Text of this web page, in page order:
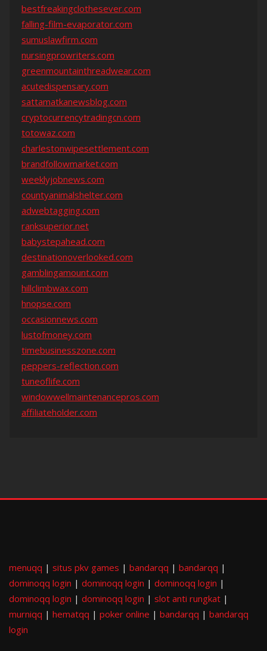
bestfreakingclothesever.com
falling-film-evaporator.com
sumuslawfirm.com
nursingprowriters.com
greenmountainthreadwear.com
acutedispensary.com
sattamatkanewsblog.com
cryptocurrencytradingcn.com
totowaz.com
charlestonwipesettlement.com
brandfollowmarket.com
weeklyjobnews.com
countyanimalshelter.com
adwebtagging.com
ranksuperior.net
babystepahead.com
destinationoverlooked.com
gamblingamount.com
hillclimbwax.com
hnopse.com
occasionnews.com
lustofmoney.com
timebusinesszone.com
peppers-reflection.com
tuneoflife.com
windowwellmaintenancepros.com
affiliateholder.com
menuqq | situs pkv games | bandarqq | bandarqq |
dominoqq login | dominoqq login | dominoqq login |
dominoqq login | dominoqq login | slot anti rungkat |
murniqq | hematqq | poker online | bandarqq | bandarqq
login